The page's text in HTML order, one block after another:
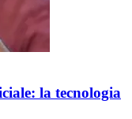
la tecnologia